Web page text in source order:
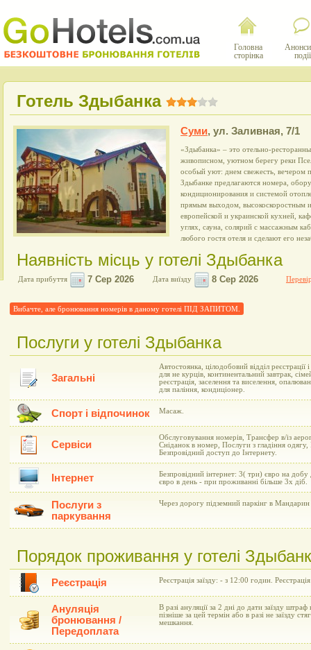
Головна
сторінка
події
Готель Здыбанка
Суми, ул. Заливная, 7/1
«Здыбанка» – это отельно-
живописном, уютном берегу реки
особый уют: днем свежесть, вечером
Здыбанке предлагаются номера,
кондиционирования и системой
прямым выходом, высокоскоростным
европейской и украинской кухней,
углях, сауна, солярий с массажным
любого гостя отеля и сделают его
Наявність місць у готелі Здыбанка
Дата прибуття Дата виїзду
Вибачте, але бронювання номерів в даному готелі ПІД ЗАПИТОМ.
Послуги у готелі Здыбанка
Загальні
Автостоянка, цілодобовий відділ
для не курців, континентальний завтрак,
реєстрація, заселення та виселення,
для паління, кондиціонер.
Спорт і відпочинок Масаж.
Сервіси
Обслуговування номерів, Трансфер в/із
Сніданок в номер, Послуги з гладіння
Безпровідний доступ до Інтернету.
Інтернет
Безпровідний інтернет: 3( три) євро на
євро в день - при проживанні більше 3х діб.
Послуги з
паркування
Через дорогу підземний паркінг в
Порядок проживання у готелі
Реєстрація Реєстрація заїзду: - з 12:00 годин.
Ануляція
бронювання /
Передоплата
В разі ануляції за 2 дні до дати заїзду штраф
пізніше за цей термін або в разі не заїзду
мешкання.